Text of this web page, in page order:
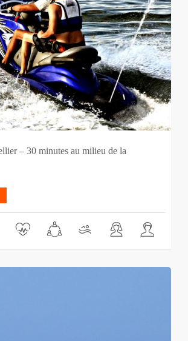
– 30 minutes au milieu de la